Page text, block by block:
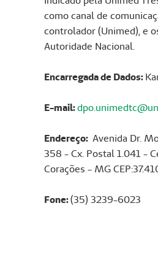
como canal de
controlador (Unimed), e
Autoridade Nacional.
Encarregada de Dados:
E-mail:
Endereço: Avenida Dr.
358 - Cx. Postal 1.041 -
Corações - MG
Fone:(35) 3239-6023